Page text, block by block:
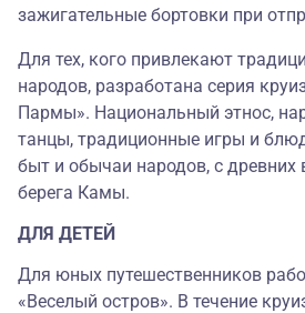
зажигательные бортовки при
Для тех, кого привлекают
народов, разработана серия
Пармы». Национальный этнос,
танцы, традиционные игры и
быт и обычаи народов, с
берега Камы.
ДЛЯ ДЕТЕЙ
Для юных путешественников
«Веселый остров». В течение